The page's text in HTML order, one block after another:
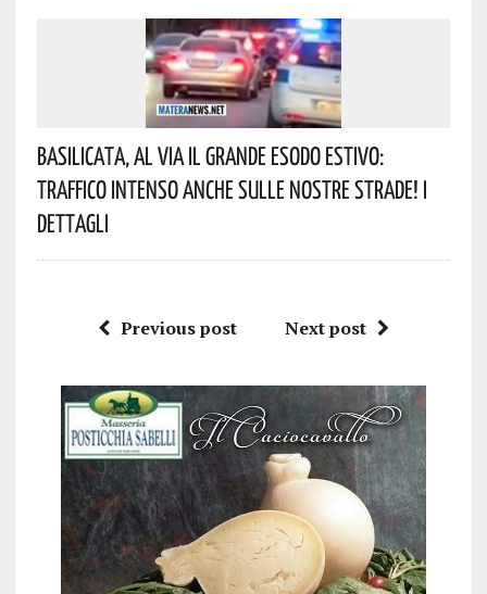
Basilicata, Al Via Il Grande Esodo Estivo:
Traffico Intenso Anche Sulle Nostre Strade! I
Dettagli
Previous post Next post